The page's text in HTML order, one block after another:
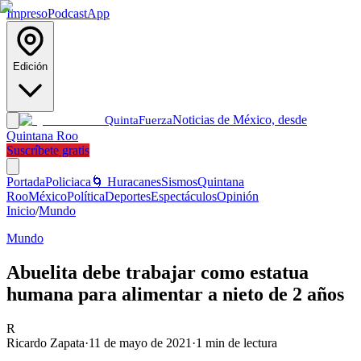
ImpresoPodcastApp
Edición
QuintaFuerzaNoticias de México, desde
Quintana Roo
Suscríbete gratis
PortadaPoliciaca 🌀 HuracanesSismosQuintana
RooMéxicoPolíticaDeportesEspectáculosOpinión
Inicio/Mundo
Mundo
Abuelita debe trabajar como estatua
humana para alimentar a nieto de 2 años
R
Ricardo Zapata·11 de mayo de 2021 ·1 min de lectura